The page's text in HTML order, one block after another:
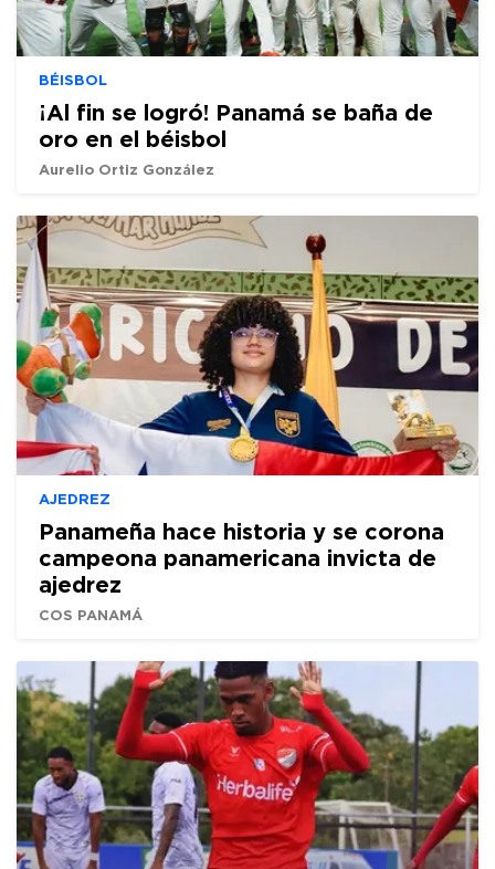
BÉISBOL
¡Al fin se logró! Panamá se baña de
oro en el béisbol
Aurelio Ortiz González
AJEDREZ
Panameña hace historia y se corona
campeona panamericana invicta de
ajedrez
COS PANAMÁ